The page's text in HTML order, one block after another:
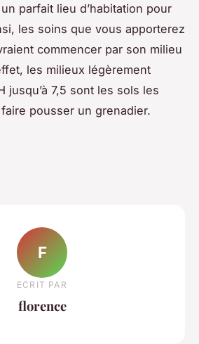
parfait lieu d’habitation pour
les soins que vous apporterez
commencer par son milieu
les milieux légèrement
jusqu’à 7,5 sont les sols les
pousser un grenadier.
F
ECRIT PAR
florence